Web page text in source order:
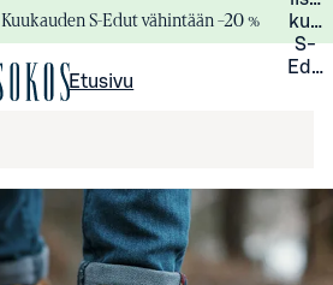
Kuukauden S-Edut vähintään –20 %
S-
Etusivu